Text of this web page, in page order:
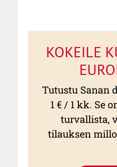
KOKEILE
Tutustu Sanan
1 € / 1 kk. Se
turvallista,
tilauksen